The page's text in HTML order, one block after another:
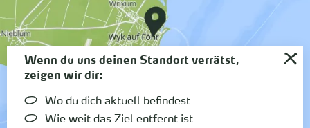
Wenn du uns deinen Standort verrätst,
zeigen wir dir:
Wo du dich aktuell befindest
Wie weit das Ziel entfernt ist